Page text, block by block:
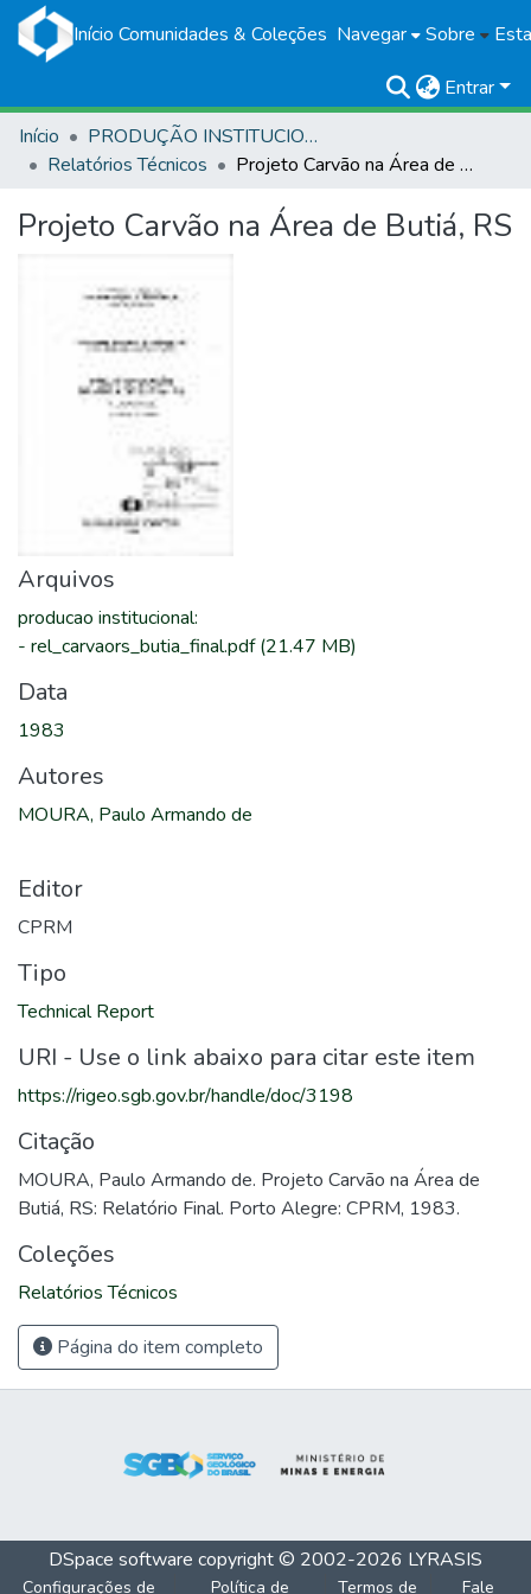
Início Comunidades & Coleções Navegar Sobre
Entrar
Início
PRODUÇÃO INSTITUCIONAL
Relatórios Técnicos
Projeto Carvão na Área de Butiá, RS
Projeto Carvão na Área de Butiá, RS
Arquivos
producao institucional:
- rel_carvaors_butia_final.pdf(21.47 MB)
Data
1983
Autores
MOURA, Paulo Armando de
Editor
CPRM
Tipo
Technical Report
URI - Use o link abaixo para citar este item
https://rigeo.sgb.gov.br/handle/doc/3198
Citação
MOURA, Paulo Armando de. Projeto Carvão na Área de
Butiá, RS: Relatório Final. Porto Alegre: CPRM, 1983.
Coleções
Relatórios Técnicos
Página do item completo
DSpace software copyright © 2002-2026 LYRASIS
Configurações de Política de Termos de Fale